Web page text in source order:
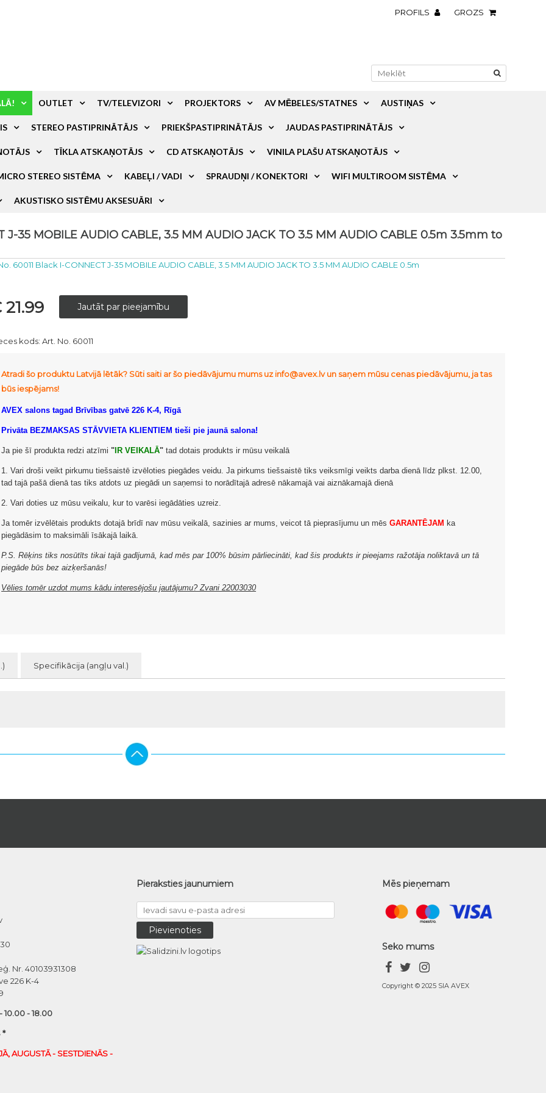
PROFILS GROZS
OUTLET TV/TELEVIZORI PROJEKTORS AV MĒBELES/STATNES AUSTIŅAS
STEREO PASTIPRINĀTĀJS PRIEKŠPASTIPRINĀTĀJS JAUDAS PASTIPRINĀTĀJS
TĪKLA ATSKAŅOTĀJS CD ATSKAŅOTĀJS VINILA PLAŠU ATSKAŅOTĀJS
STEREO SISTĒMA KABEĻI / VADI SPRAUDŅI / KONEKTORI WIFI MULTIROOM SISTĒMA
AKUSTISKO SISTĒMU AKSESUĀRI
J-35 MOBILE AUDIO CABLE, 3.5 MM AUDIO JACK TO 3.5 MM AUDIO CABLE 0.5m 3.5mm to
60011 Black I-CONNECT J-35 MOBILE AUDIO CABLE, 3.5 MM AUDIO JACK TO 3.5 MM AUDIO CABLE 0.5m
kods:Art. No. 60011
Atradi šo produktu Latvijā lētāk? Sūti saiti ar šo piedāvājumu mums uz info@avex.lv un saņem mūsu cenas piedāvājumu, ja tas
būs iespējams!
AVEX salons tagad Brīvības gatvē 226 K-4, Rīgā
Privāta BEZMAKSAS STĀVVIETA KLIENTIEM tieši pie jaunā salona!
Ja pie šī produkta redzi atzīmi " IR VEIKALĀ" tad dotais produkts ir mūsu veikalā
1. Vari droši veikt pirkumu tiešsaistē izvēloties piegādes veidu. Ja pirkums tiešsaistē tiks veiksmīgi veikts darba dienā līdz plkst. 12.00,
tad tajā pašā dienā tas tiks atdots uz piegādi un saņemsi to norādītajā adresē nākamajā vai aiznākamajā dienā
2. Vari doties uz mūsu veikalu, kur to varēsi iegādāties uzreiz.
Ja tomēr izvēlētais produkts dotajā brīdī nav mūsu veikalā, sazinies ar mums, veicot tā pieprasījumu un mēsGARANTĒJAM ka
piegādāsim to maksimāli īsākajā laikā.
P.S. Rēķins tiks nosūtīts tikai tajā gadījumā, kad mēs par 100% būsim pārliecināti, kad šis produkts ir pieejams ražotāja noliktavā un tā
piegāde būs bez aizķeršanās!
Vēlies tomēr uzdot mums kādu interesējošu jautājumu? Zvani 22003030
Specifikācija (angļu val.)
Nr. 40103931308
226 K-4
10.00 - 18.00
*
AUGUSTĀ - SESTDIENĀS -
Pieraksties jaunumiem Mēs pieņemam
Seko mums
Copyright © 2025 SIA AVEX